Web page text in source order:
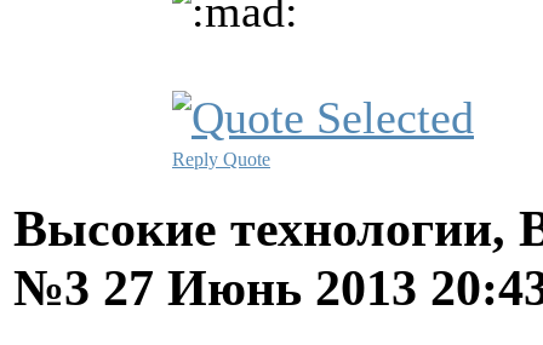
Reply Quote
Высокие технологии,
№3 27 Июнь 2013